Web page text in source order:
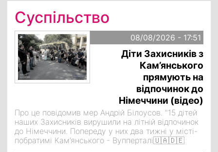
Суспільство
08/08/2026 - 17:51
Діти Захисників з
Кам’янського
прямують на
відпочинок до
Німеччини (відео)
Про це повідомив мер Андрій Білоусов. "15 дітей
наших Захисників вирушили на літній відпочинок
до Німеччини. Попереду у них два тижні у місті-
побратимі Кам’янського - Вупперталі🇺🇦🇩🇪